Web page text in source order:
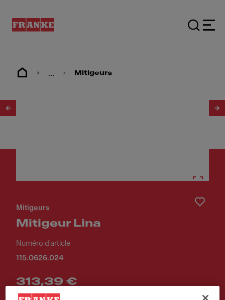
... Mitigeurs
Mitigeurs
Mitigeur Lina
Numéro d'article
115.0626.024
313,39 €
Prix de vente TVA incluse.